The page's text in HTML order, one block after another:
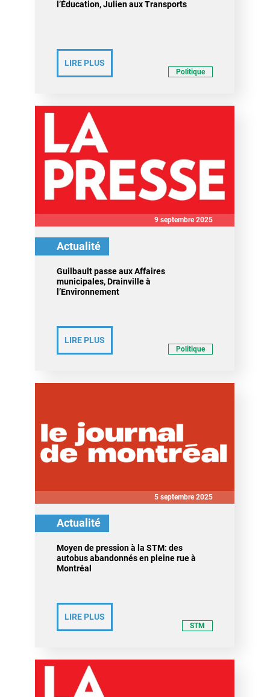
l’Éducation, Julien aux Transports
LIRE PLUS
Politique
9 septembre 2025
Actualité
Guilbault passe aux Affaires
municipales, Drainville à
l’Environnement
LIRE PLUS
Politique
5 septembre 2025
Actualité
Moyen de pression à la STM: des
autobus abandonnés en pleine rue à
Montréal
LIRE PLUS
STM